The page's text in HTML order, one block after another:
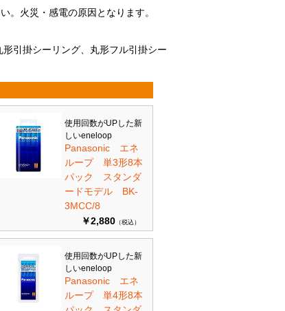
。火災・感電の原因となります。
引掛シーリング、丸形フル引掛シー
使用回数がUPした新
しいeneloop
Panasonic エネ
ループ 単3形8本
パック スタンダ
ードモデル BK-
3MCC/8
￥2,880 （税込）
使用回数がUPした新
しいeneloop
Panasonic エネ
ループ 単4形8本